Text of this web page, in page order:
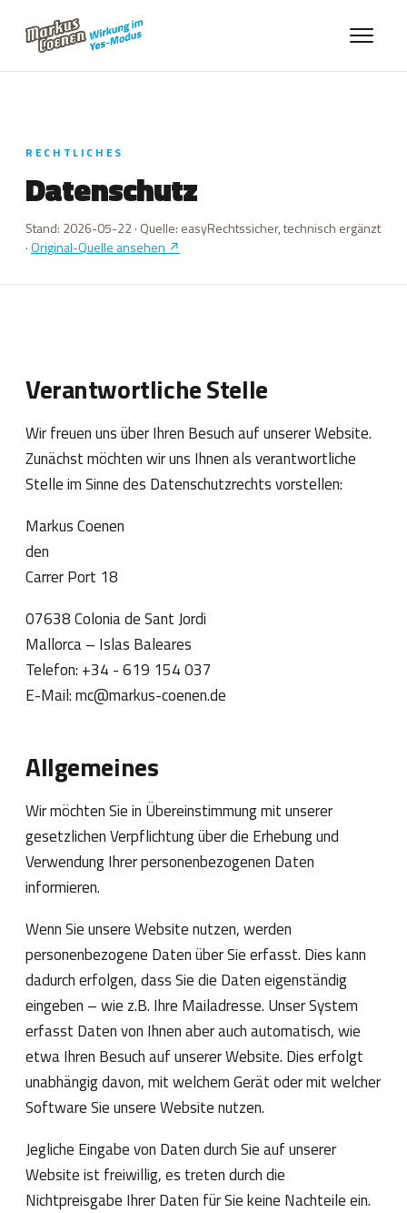
RECHTLICHES
Datenschutz
Stand: 2026-05-22 · Quelle: easyRechtssicher, technisch ergänzt
·Original-Quelle ansehen ↗
Verantwortliche Stelle
Wir freuen uns über Ihren Besuch auf unserer Website.
Zunächst möchten wir uns Ihnen als verantwortliche
Stelle im Sinne des Datenschutzrechts vorstellen:
Markus Coenen
den
Carrer Port 18
07638 Colonia de Sant Jordi
Mallorca – Islas Baleares
Telefon: +34 - 619 154 037
E-Mail: mc@markus-coenen.de
Allgemeines
Wir möchten Sie in Übereinstimmung mit unserer
gesetzlichen Verpflichtung über die Erhebung und
Verwendung Ihrer personenbezogenen Daten
informieren.
Wenn Sie unsere Website nutzen, werden
personenbezogene Daten über Sie erfasst. Dies kann
dadurch erfolgen, dass Sie die Daten eigenständig
eingeben – wie z.B. Ihre Mailadresse. Unser System
erfasst Daten von Ihnen aber auch automatisch, wie
etwa Ihren Besuch auf unserer Website. Dies erfolgt
unabhängig davon, mit welchem Gerät oder mit welcher
Software Sie unsere Website nutzen.
Jegliche Eingabe von Daten durch Sie auf unserer
Website ist freiwillig, es treten durch die
Nichtpreisgabe Ihrer Daten für Sie keine Nachteile ein.